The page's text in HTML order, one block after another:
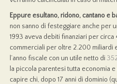
Eppure esultano, ridono, cantano e
non sanno di festeggiare anche per
1993 aveva debiti finanziari per
commerciali per oltre 2.200 miliardi
l’anno fiscale con un utile netto di
la piccola parentesi tutta economia
capire chi, dopo 17 anni di dominio